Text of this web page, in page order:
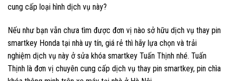
cung cấp loại hình dịch vụ này?
Nếu như bạn vẫn chưa tìm được đơn vị nào sở hữu dịch vụ thay pin
smartkey Honda tại nhà uy tín, giá rẻ thì hãy lựa chọn và trải
nghiệm dịch vụ này ở sửa khóa smartkey Tuấn Thịnh nhé. Tuấn
Thịnh là đơn vị chuyên cung cấp dịch vụ thay pin smartkey, pin chìa